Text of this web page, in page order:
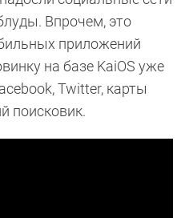
Впрочем, это
приложений
на базе KaiOS уже
Twitter, карты
поисковик.